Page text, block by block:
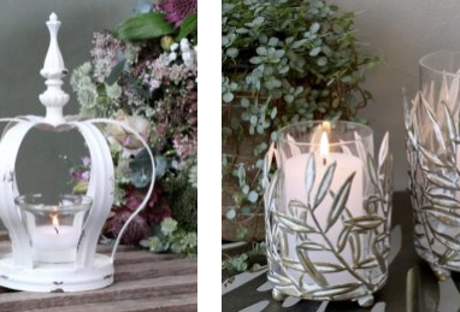
Add to
wishlist